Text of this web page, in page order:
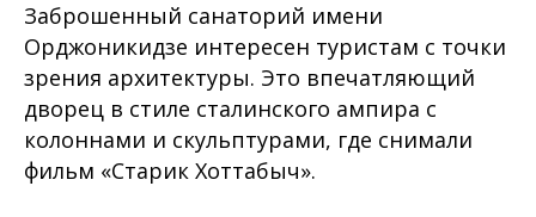
Заброшенный санаторий имени
Орджоникидзе интересен туристам с точки
зрения архитектуры. Это впечатляющий
дворец в стиле сталинского ампира с
колоннами и скульптурами, где снимали
фильм «Старик Хоттабыч».